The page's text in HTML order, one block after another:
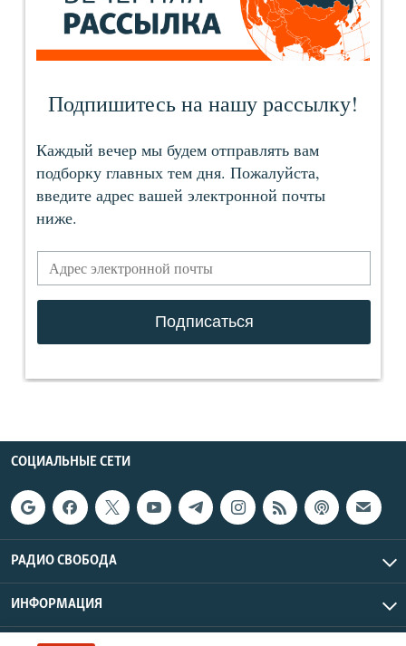
СОЦИАЛЬНЫЕ СЕТИ
РАДИО СВОБОДА
ИНФОРМАЦИЯ